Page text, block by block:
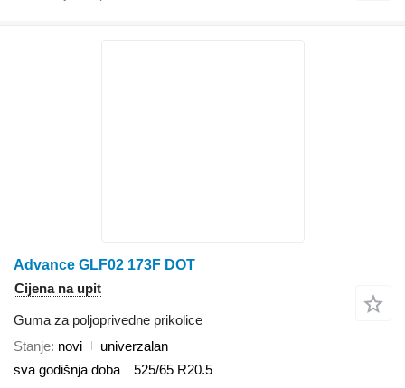
Advance GLF02 173F DOT
Cijena na upit
Guma za poljoprivedne prikolice
Stanje novi
univerzalan
sva godišnja doba
525/65 R20.5